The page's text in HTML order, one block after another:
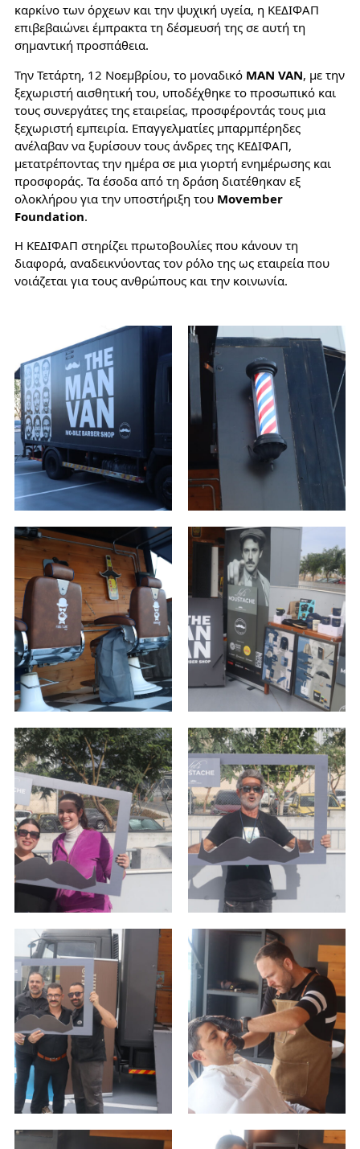
καρκίνο των όρχεων και την ψυχική υγεία, η ΚΕΔΙΦΑΠ
επιβεβαιώνει έμπρακτα τη δέσμευσή της σε αυτή τη
σημαντική προσπάθεια.
Την Τετάρτη, 12 Νοεμβρίου, το μοναδικό MAN VAN, με την
ξεχωριστή αισθητική του, υποδέχθηκε το προσωπικό και
τους συνεργάτες της εταιρείας, προσφέροντάς τους μια
ξεχωριστή εμπειρία. Επαγγελματίες μπαρμπέρηδες
ανέλαβαν να ξυρίσουν τους άνδρες της ΚΕΔΙΦΑΠ,
μετατρέποντας την ημέρα σε μια γιορτή ενημέρωσης και
προσφοράς. Τα έσοδα από τη δράση διατέθηκαν εξ
ολοκλήρου για την υποστήριξη του Movember
Foundation.
Η ΚΕΔΙΦΑΠ στηρίζει πρωτοβουλίες που κάνουν τη
διαφορά, αναδεικνύοντας τον ρόλο της ως εταιρεία που
νοιάζεται για τους ανθρώπους και την κοινωνία.